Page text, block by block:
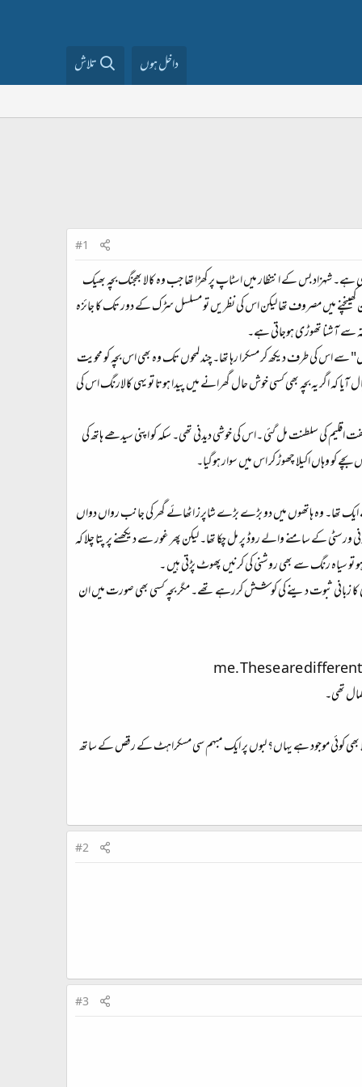
داخل ہوں تلاش
#1
شہزاد بس کے انتظار میں اسٹاپ پر کھڑا تھا جب وہ کالا بھجنگ بچہ بھیک
کھینچنے میں مصروف تھا لیکن اس کی نظریں تو مسلسل سڑک کے دور تک کا جائزہ
سے آشنا تھوڑی ہوجاتی ہے۔
سے اس کی طرف دیکھ کر مسکرا رہا تھا۔ چند لمحوں تک وہ بھی اس بچہ کو محویت
اگر یہ بچہ بھی کسی خوش حال گھرانے میں پیدا ہوتا تو یہی کالارنگ اس کی
اقلیم کی سلطنت مل گئی ۔اس کی خوشی دیدنی تھی۔ سکہ کو اپنی سیدھے ہاتھ کی
وہاں اکیلا چھوڑ کر اس میں سوار ہوگیا۔
ایک تھا۔ وہ ہاتھوں میں دو بڑے بڑے شاپرز اٹھائے گھر کی جانب رواں دواں
کے سامنے والے روڈ پر مل چکا تھا۔ لیکن پھر غور سے دیکھنے پر پتا چلا کہ
سیاہ رنگ سے بھی روشنی کی کرنیں پھوٹ پڑتی ہیں ۔
کا زبانی ثبوت دینے کی کوشش کررہے تھے۔ مگر بچہ کسی بھی صورت میں ان
me. These are
تھی۔
کوئی موجود ہے یہاں؟ لبوں پر ایک مبہم سی مسکراہٹ کے رقص کے ساتھ
#2
#3